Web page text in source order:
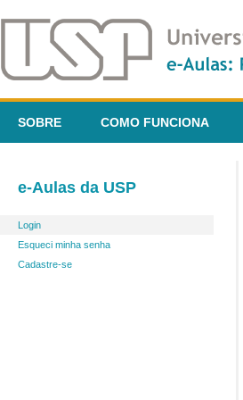
SOBRE COMO FUNCIONA
e-Aulas da USP
Login
Esqueci minha senha
Cadastre-se